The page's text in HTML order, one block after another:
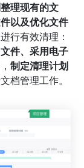
理现有的文
以及优化文件
行有效清理：
件、采用电子
制定清理计划
档管理工作。